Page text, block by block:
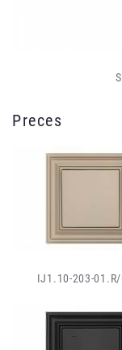
Preces
IJ1.10-203-